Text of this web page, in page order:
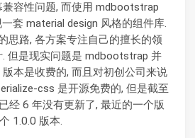
兼容性问题, 而使用 mdbootstrap
套 material design 风格的组件库.
思路, 各方案专注自己的擅长的领
. 但是现实问题是 mdbootstrap 并
本是收费的, 而且对初创公司来说
css 是开源免费的, 但是截至
经 6 年没有更新了, 最近的一个版
1.0.0 版本.